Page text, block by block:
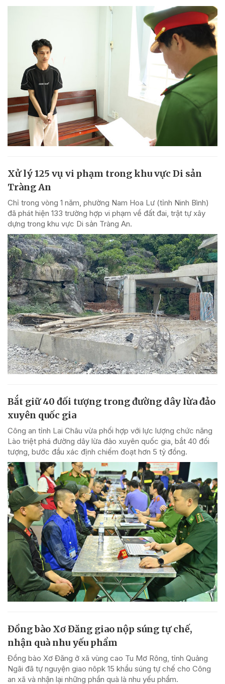
Xử lý 125 vụ vi phạm trong khu vực Di sản
Tràng An
Chỉ trong vòng 1 năm, phường Nam Hoa Lư (tỉnh Ninh Bình)
đã phát hiện 133 trường hợp vi phạm về đất đai, trật tự xây
dựng trong khu vực Di sản Tràng An.
Bắt giữ 40 đối tượng trong đường dây lừa đảo
xuyên quốc gia
Công an tỉnh Lai Châu vừa phối hợp với lực lượng chức năng
Lào triệt phá đường dây lừa đảo xuyên quốc gia, bắt 40 đối
tượng, bước đầu xác định chiếm đoạt hơn 5 tỷ đồng.
Đồng bào Xơ Đăng giao nộp súng tự chế,
nhận quà nhu yếu phẩm
Đồng bào Xơ Đăng ở xã vùng cao Tu Mơ Rông, tỉnh Quảng
Ngãi đã tự nguyện giao nôpk 15 khẩu súng tự chế cho Công
an xã và nhận lại những phần quà là nhu yếu phẩm.